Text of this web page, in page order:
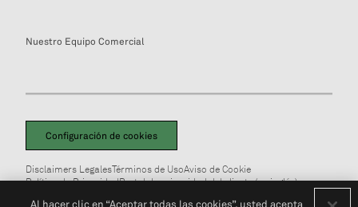
Nuestro Equipo Comercial
Configuración de cookies
Disclaimers LegalesTérminos de UsoAviso de Cookie
Política de PrivacidadPortal de privacidad del cliente (en inglés)
Al hacer clic en “Aceptar todas las cookies”, usted acepta